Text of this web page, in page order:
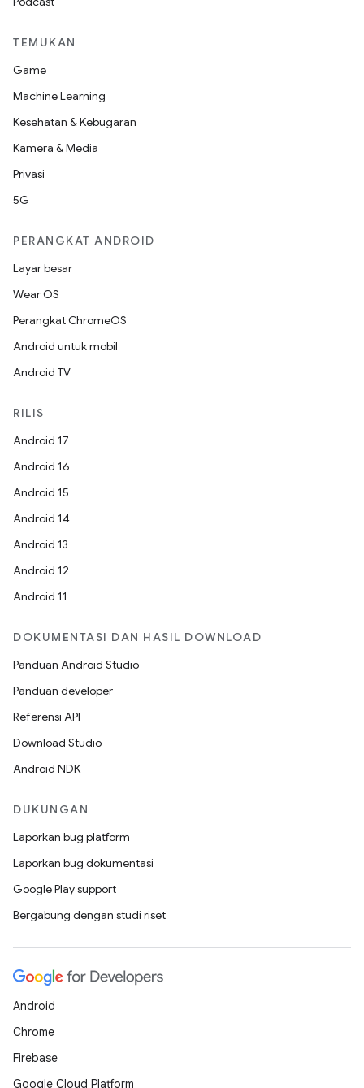
TEMUKAN
Game
Machine Learning
Kesehatan & Kebugaran
Kamera & Media
Privasi
5G
PERANGKAT ANDROID
Layar besar
Wear OS
Perangkat ChromeOS
Android untuk mobil
Android TV
RILIS
Android 17
Android 16
Android 15
Android 14
Android 13
Android 12
Android 11
DOKUMENTASI DAN HASIL DOWNLOAD
Panduan Android Studio
Panduan developer
Referensi API
Download Studio
Android NDK
DUKUNGAN
Laporkan bug platform
Laporkan bug dokumentasi
Google Play support
Bergabung dengan studi riset
Android
Chrome
Firebase
Google Cloud Platform